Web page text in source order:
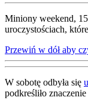
Miniony weekend,
uroczystościach,
Przewiń w dół aby
W sobotę odbyła się
podkreśliło